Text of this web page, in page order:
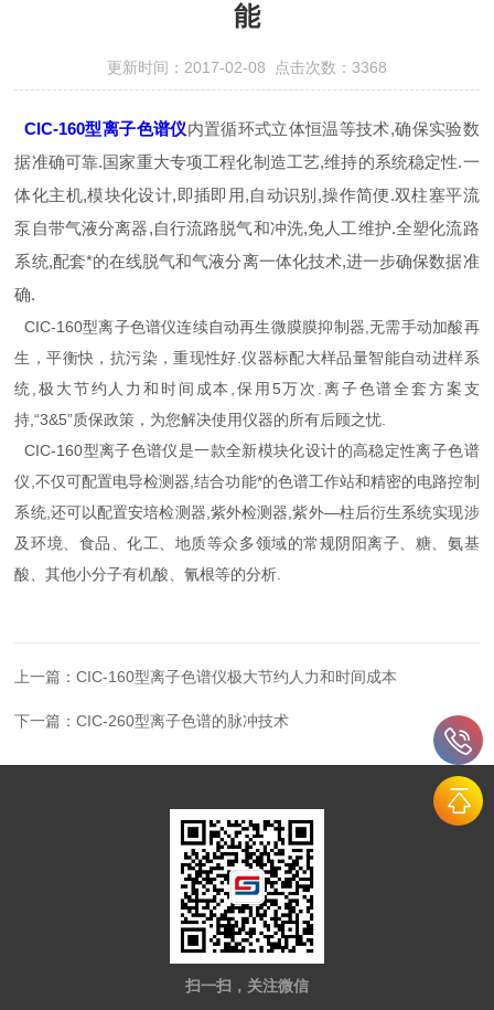
能
更新时间：2017-02-08 点击次数：3368
CIC-160型离子色谱仪内置循环式立体恒温等技术,确保实验数
据准确可靠.国家重大专项工程化制造工艺,维持的系统稳定性.一
体化主机,模块化设计,即插即用,自动识别,操作简便.双柱塞平流
泵自带气液分离器,自行流路脱气和冲洗,免人工维护.全塑化流路
系统,配套*的在线脱气和气液分离一体化技术,进一步确保数据准
确.
CIC-160型离子色谱仪连续自动再生微膜膜抑制器,无需手动加酸再
生，平衡快，抗污染，重现性好.仪器标配大样品量智能自动进样系
统,极大节约人力和时间成本,保用5万次.离子色谱全套方案支
持,“3&5”质保政策，为您解决使用仪器的所有后顾之忧.
CIC-160型离子色谱仪是一款全新模块化设计的高稳定性离子色谱
仪,不仅可配置电导检测器,结合功能*的色谱工作站和精密的电路控制
系统,还可以配置安培检测器,紫外检测器,紫外—柱后衍生系统实现涉
及环境、食品、化工、地质等众多领域的常规阴阳离子、糖、氨基
酸、其他小分子有机酸、氰根等的分析.
上一篇：CIC-160型离子色谱仪极大节约人力和时间成本
下一篇：CIC-260型离子色谱的脉冲技术
扫一扫，关注微信